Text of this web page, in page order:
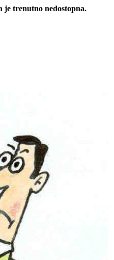
je trenutno nedostopna.